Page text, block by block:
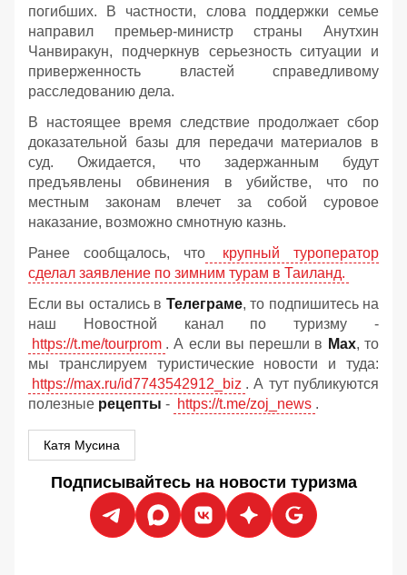
погибших. В частности, слова поддержки семье
направил премьер-министр страны Анутхин
Чанвиракун, подчеркнув серьезность ситуации и
приверженность властей справедливому
расследованию дела.
В настоящее время следствие продолжает сбор
доказательной базы для передачи материалов в
суд. Ожидается, что задержанным будут
предъявлены обвинения в убийстве, что по
местным законам влечет за собой суровое
наказание, возможно смнотную казнь.
Ранее сообщалось, что
крупный туроператор
сделал заявление по зимним турам в Таиланд.
Если вы остались в Телеграме, то подпишитесь на
наш Новостной канал по туризму -
https://t.me/tourprom . А если вы перешли в Мах, то
мы транслируем туристические новости и туда:
https://max.ru/id7743542912_biz . А тут публикуются
полезные рецепты - https://t.me/zoj_news .
Катя Мусина
Подписывайтесь на новости туризма